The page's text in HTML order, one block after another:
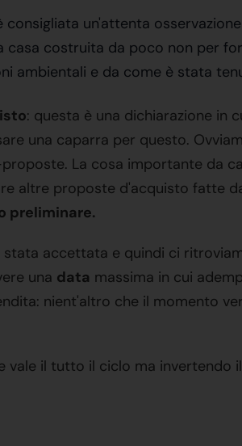
un'attenta
casa costruita da poco non per
ambientali e da come è stata
: questa è una dichiarazione in
una caparra per questo.
La cosa importante da
altre proposte d'acquisto fatte
preliminare.
accettata e quindi ci
una data massima in cui
nient'altro che il momento
vale il tutto il ciclo ma invertendo